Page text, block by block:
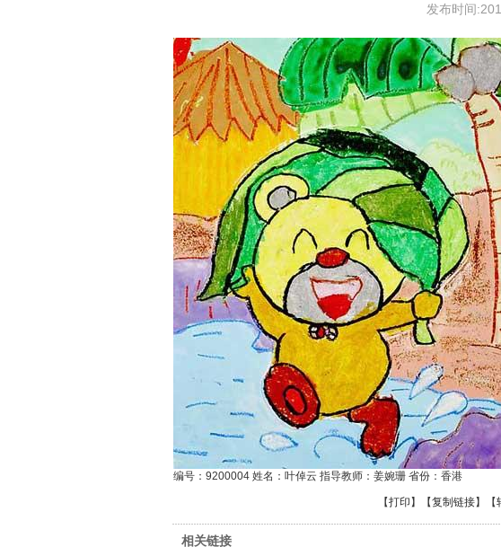
发布时间
编号：9200004 姓名：叶倬云 指导教师：姜婉珊 省份：香港
【打印 】【复制链接】【
相关链接